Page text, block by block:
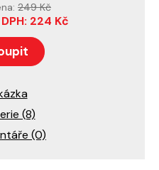
249 Kč
224 Kč
(8)
(0)